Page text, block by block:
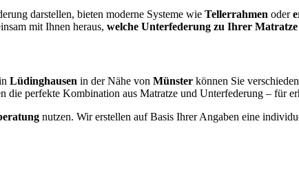
darstellen, bieten moderne Systeme wie Tellerrahmen oder
mit Ihnen heraus, welche Unterfederung zu Ihrer
Lüdinghausen in der Nähe von Münster können Sie
die perfekte Kombination aus Matratze und Unterfederung – für
nutzen. Wir erstellen auf Basis Ihrer Angaben eine